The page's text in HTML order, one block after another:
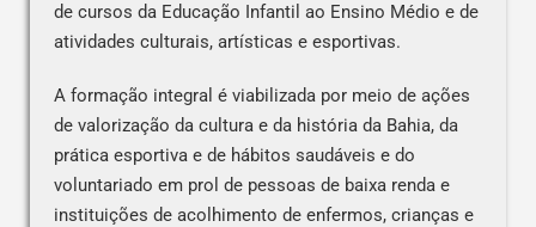
de cursos da Educação Infantil ao Ensino Médio e de
atividades culturais, artísticas e esportivas.
A formação integral é viabilizada por meio de ações
de valorização da cultura e da história da Bahia, da
prática esportiva e de hábitos saudáveis e do
voluntariado em prol de pessoas de baixa renda e
instituições de acolhimento de enfermos, crianças e